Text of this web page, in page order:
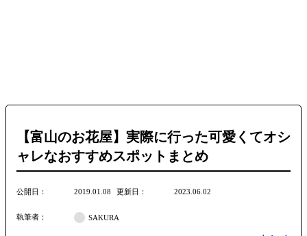
【富山のお花屋】実際に行った可愛くてオシ
ャレなおすすめスポットまとめ
公開日 2019.01.08 更新日 2023.06.02
執筆者 SAKURA